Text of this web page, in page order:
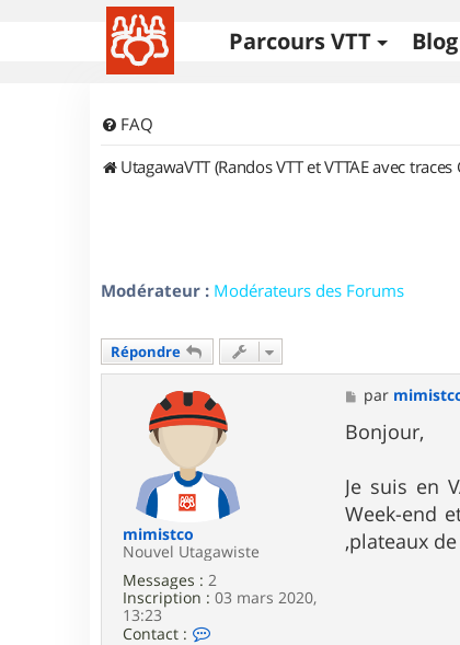
Parcours VTT Blog
FAQ
UtagawaVTT (Randos VTT et VTTAE avec traces
Modérateur : Modérateurs des Forums
Répondre
mimistco
Nouvel Utagawiste
Messages : 2
Inscription : 03 mars 2020,
13:23
Contact :
M
e
s
s
g
e
par
Bonjour,
Je suis en
Week-end
,plateaux